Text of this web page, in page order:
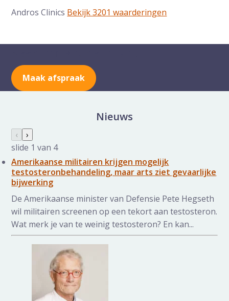
Andros Clinics Bekijk 3201 waarderingen
Maak afspraak
Nieuws
Nieuws galerij overslaan
Vorige slide
‹ Volgende slide
›
slide 1 van 4
Amerikaanse militairen krijgen mogelijk
testosteronbehandeling, maar arts ziet gevaarlijke
bijwerking
De Amerikaanse minister van Defensie Pete Hegseth
wil militairen screenen op een tekort aan testosteron.
Wat merk je van te weinig testosteron? En kan...